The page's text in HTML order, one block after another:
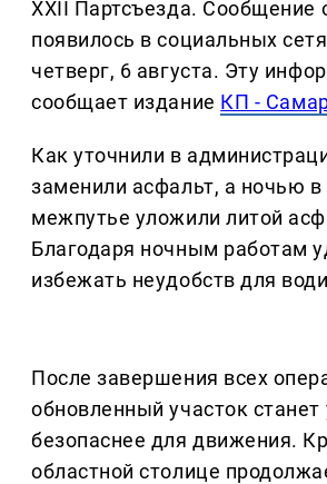
XXII Партсъезда. Сообщение
появилось в социальных
четверг, 6 августа. Эту
сообщает издание КП -
Как уточнили в
заменили асфальт, а ночью
межпутье уложили литой
Благодаря ночным работам
избежать неудобств для
После завершения всех
обновленный участок станет
безопаснее для движения.
областной столице